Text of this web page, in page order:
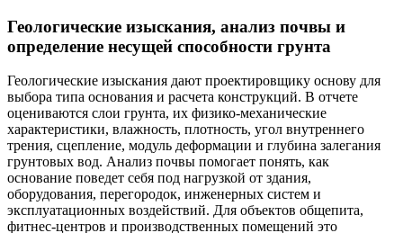
Геологические изыскания, анализ почвы и
определение несущей способности грунта
Геологические изыскания дают проектировщику основу для
выбора типа основания и расчета конструкций. В отчете
оцениваются слои грунта, их физико-механические
характеристики, влажность, плотность, угол внутреннего
трения, сцепление, модуль деформации и глубина залегания
грунтовых вод. Анализ почвы помогает понять, как
основание поведет себя под нагрузкой от здания,
оборудования, перегородок, инженерных систем и
эксплуатационных воздействий. Для объектов общепита,
фитнес-центров и производственных помещений это